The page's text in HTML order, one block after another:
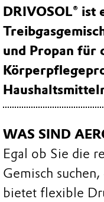
DRIVOSOL®
und Propan für
WAS SIND
Egal ob Sie die
Gemisch
bietet flexible